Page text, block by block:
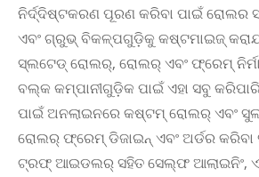
ନିର୍ଦ୍ଦିଷ୍ଟକରଣ ପୂରଣ କରିବା ପାଇଁ ରୋଲର
ଏବଂ ଗ୍ରୁଭ୍ ବିକଳ୍ପଗୁଡ଼ିକୁ କଷ୍ଟମାଇଜ୍
ସ୍ଲଟେଡ୍ ରୋଲର୍, ରୋଲର୍ ଏବଂ ଫ୍ରେମ୍
ବଲ୍କ କମ୍ପାନୀଗୁଡ଼ିକ ପାଇଁ ଏହା ସବୁ
ପାଇଁ ଅନଲାଇନରେ କଷ୍ଟମ୍ ରୋଲର୍ ଏବଂ
ରୋଲର୍ ଫ୍ରେମ୍ ଡିଜାଇନ୍ ଏବଂ ଅର୍ଡର କରିବା
ଟ୍ରଫ୍ ଆଇଡଲର୍ ସହିତ ସେଲ୍ଫ ଆଲାଇନିଂ,